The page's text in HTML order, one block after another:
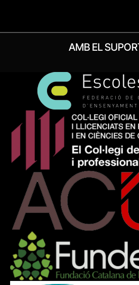
AMB EL